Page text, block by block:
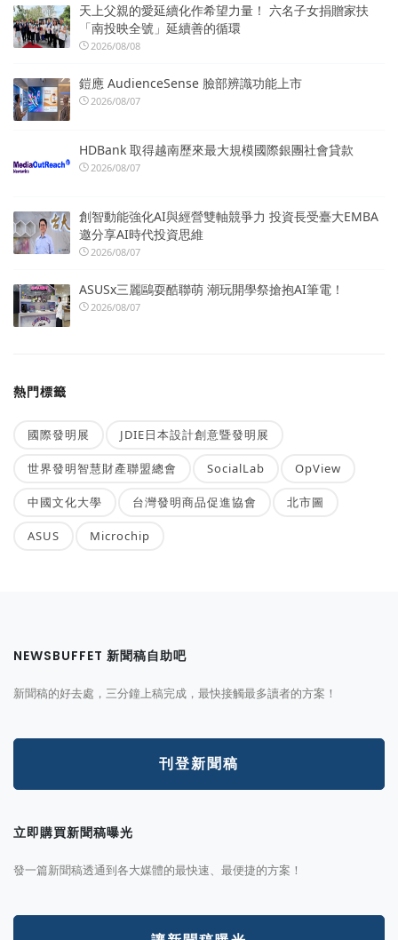
天上父親的愛延續化作希望力量！ 六名子女捐贈家扶
「南投映全號」延續善的循環
2026/08/08
鎧應 AudienceSense 臉部辨識功能上市
2026/08/07
HDBank 取得越南歷來最大規模國際銀團社會貸款
2026/08/07
創智動能強化AI與經營雙軸競爭力 投資長受臺大EMBA
邀分享AI時代投資思維
2026/08/07
ASUSx三麗鷗耍酷聯萌 潮玩開學祭搶抱AI筆電！
2026/08/07
熱門標籤
國際發明展 JDIE日本設計創意暨發明展
世界發明智慧財產聯盟總會 SocialLab OpView
中國文化大學 台灣發明商品促進協會 北市圖
ASUS Microchip
NEWSBUFFET 新聞稿自助吧
新聞稿的好去處，三分鐘上稿完成，最快接觸最多讀者的方案！
刊登新聞稿
立即購買新聞稿曝光
發一篇新聞稿透通到各大媒體的最快速、最便捷的方案！